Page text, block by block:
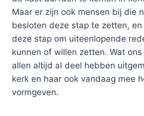
Maar er zijn ook mensen bij die
besloten deze stap te zetten, en
deze stap om uiteenlopende
kunnen of willen zetten. Wat
allen altijd al deel hebben
kerk en haar ook vandaag mee
vormgeven.